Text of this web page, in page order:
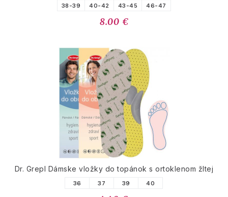
38-39 40-42 43-45 46-47
8.00 €
Dr. Grepl Dámske vložky do topánok s ortoklenom žltej
36 37 39 40